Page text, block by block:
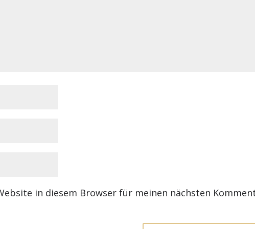
in diesem Browser für meinen nächsten